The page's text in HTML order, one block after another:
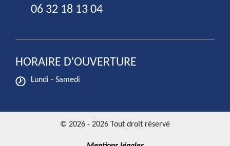
06 32 18 13 04
HORAIRE D'OUVERTURE
Lundi - Samedi
© 2026 - 2026 Tout droit réservé